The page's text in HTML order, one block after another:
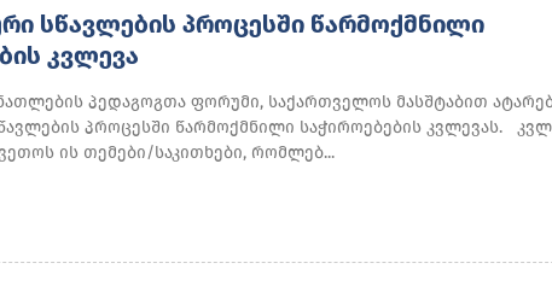
ᲡᲬᲐᲕᲚᲔᲑᲘᲡ ᲞᲠᲝᲪᲔᲡᲨᲘ ᲬᲐᲠᲛᲝᲥᲛᲜᲘᲚᲘ
ᲙᲕᲚᲔᲕᲐ
პედაგოგთა ფორუმი, საქართველოს მასშტაბით
პროცესში წარმოქმნილი საჭიროებების კვლევას.
ის თემები/საკითხები, რომლებ...